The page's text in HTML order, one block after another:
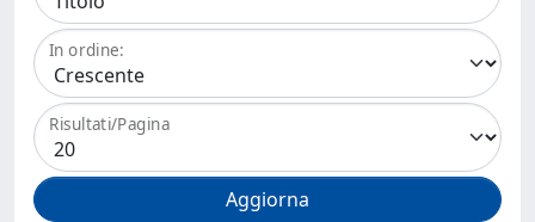
In ordine:
Risultati/Pagina